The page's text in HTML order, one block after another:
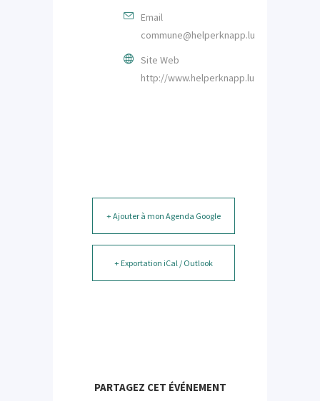
Email
commune@helperknapp.lu
Site Web
http://www.helperknapp.lu
+ Ajouter à mon Agenda Google
+ Exportation iCal / Outlook
PARTAGEZ CET ÉVÉNEMENT